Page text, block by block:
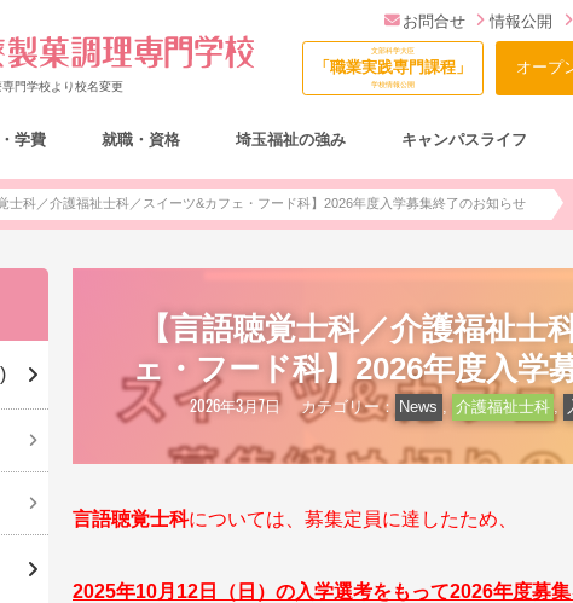
門学校より校名変更
お問合せ 情報公開
文部科学大臣
「職業実践専門課程」
学校情報公開
オープ
学費 就職・資格 埼玉福祉の強み キャンパスライフ
士科／介護福祉士科／スイーツ&カフェ・フード科】2026年度入学募集終了のお知らせ
【言語聴覚士科／介護福祉士
ェ・フード科】2026年度入学
2026年3月7日 カテゴリー： News 介護福祉士科
言語聴覚士科については、募集定員に達したため、
2025年10月12日（日）の入学選考をもって2026年度募集